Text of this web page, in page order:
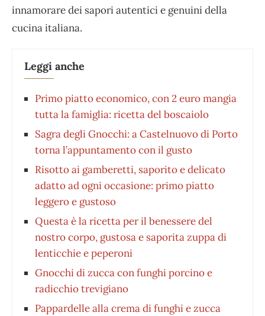
innamorare dei sapori autentici e genuini della
cucina italiana.
Leggi anche
Primo piatto economico, con 2 euro mangia
tutta la famiglia: ricetta del boscaiolo
Sagra degli Gnocchi: a Castelnuovo di Porto
torna l’appuntamento con il gusto
Risotto ai gamberetti, saporito e delicato
adatto ad ogni occasione: primo piatto
leggero e gustoso
Questa è la ricetta per il benessere del
nostro corpo, gustosa e saporita zuppa di
lenticchie e peperoni
Gnocchi di zucca con funghi porcino e
radicchio trevigiano
Pappardelle alla crema di funghi e zucca